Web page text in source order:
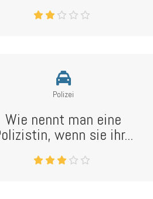
Polizei
Wie nennt man eine
wenn sie ihr...